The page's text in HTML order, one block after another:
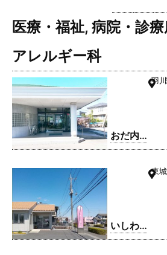
医療・福祉, 病院・診
アレルギー科
おだ内
科クリ
羽川
いしわ
た歯科
東